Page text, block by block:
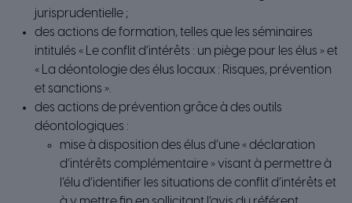
jurisprudentielle ;
des actions de formation, telles que les séminaires
intitulés « Le conflit d’intérêts : un piège pour les élus » et
« La déontologie des élus locaux : Risques, prévention
et sanctions ».
des actions de prévention grâce à des outils
déontologiques :
mise à disposition des élus d’une « déclaration
d’intérêts complémentaire » visant à permettre à
l’élu d’identifier les situations de conflit d’intérêts et